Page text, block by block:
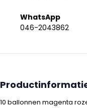
WhatsApp
046-2043862
10 ballonnen magenta